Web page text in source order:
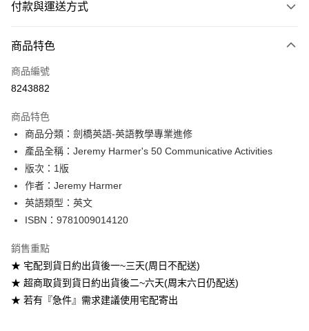
付款與運送方式
信用卡一次付款
超商取貨付款
Google Pay
ATM付款
運送方式
付款後全家取貨
7-11取貨付款
商品特色
商品編號
8243882
商品特色
商品分類：劍橋英語-英語教學專業進修
產品全稱：Jeremy Harmer's 50 Communicative Activities
版次：1版
作者：Jeremy Harmer
英語類型：英文
ISBN：9781009014120
銷售重點
★ 宅配到貨日約出貨後一~三天(周日不配送)
★ 超商取貨到貨日約出貨後二~六天(周末六日仍配送)
★ 若有『急件』需求建議使用宅配寄出